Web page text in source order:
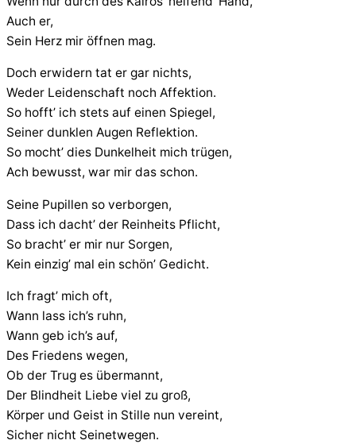
Auch er,
Sein Herz mir öffnen mag.
Doch erwidern tat er gar nichts,
Weder Leidenschaft noch Affektion.
So hofft’ ich stets auf einen Spiegel,
Seiner dunklen Augen Reflektion.
So mocht’ dies Dunkelheit mich trügen,
Ach bewusst, war mir das schon.
Seine Pupillen so verborgen,
Dass ich dacht’ der Reinheits Pflicht,
So bracht’ er mir nur Sorgen,
Kein einzig’ mal ein schön’ Gedicht.
Ich fragt’ mich oft,
Wann lass ich’s ruhn,
Wann geb ich’s auf,
Des Friedens wegen,
Ob der Trug es übermannt,
Der Blindheit Liebe viel zu groß,
Körper und Geist in Stille nun vereint,
Sicher nicht Seinetwegen.